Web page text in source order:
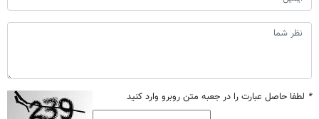
* لطفا حاصل عبارت را در جعبه متن روبرو وارد کنید